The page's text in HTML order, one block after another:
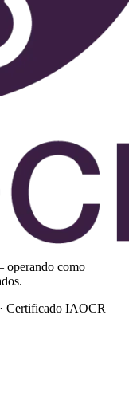
como
Certificado IAOCR